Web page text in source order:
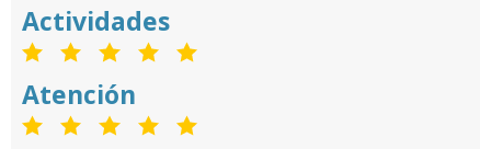
Actividades
Atención